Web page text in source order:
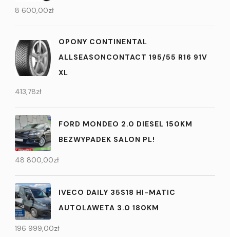
8 600,00zł
OPONY CONTINENTAL
ALLSEASONCONTACT 195/55 R16 91V
XL
413,78zł
FORD MONDEO 2.0 DIESEL 150KM
BEZWYPADEK SALON PL!
48 800,00zł
IVECO DAILY 35S18 HI-MATIC
AUTOLAWETA 3.0 180KM
196 999,00zł